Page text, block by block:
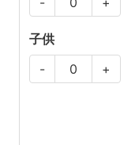
子供
-
+